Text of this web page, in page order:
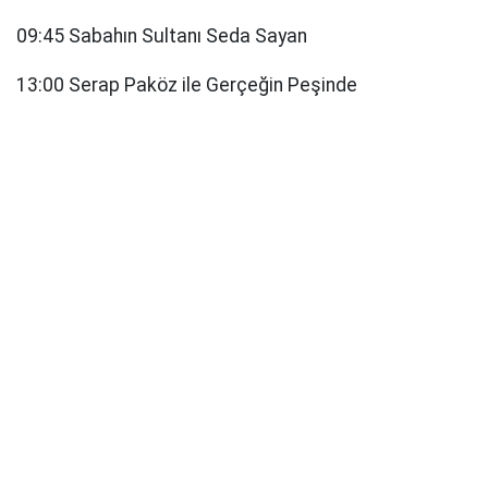
09:45 Sabahın Sultanı Seda Sayan
13:00 Serap Paköz ile Gerçeğin Peşinde